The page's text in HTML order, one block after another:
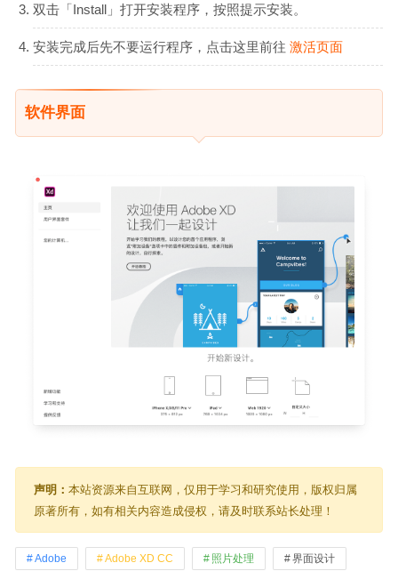
双击「Install」打开安装程序，按照提示安装。
安装完成后先不要运行程序，点击这里前往 激活页面
软件界面
声明： 本站资源来自互联网，仅用于学习和研究使用，版权归属
原著所有，如有相关内容造成侵权，请及时联系站长处理！
Adobe Adobe XD CC 照片处理 界面设计